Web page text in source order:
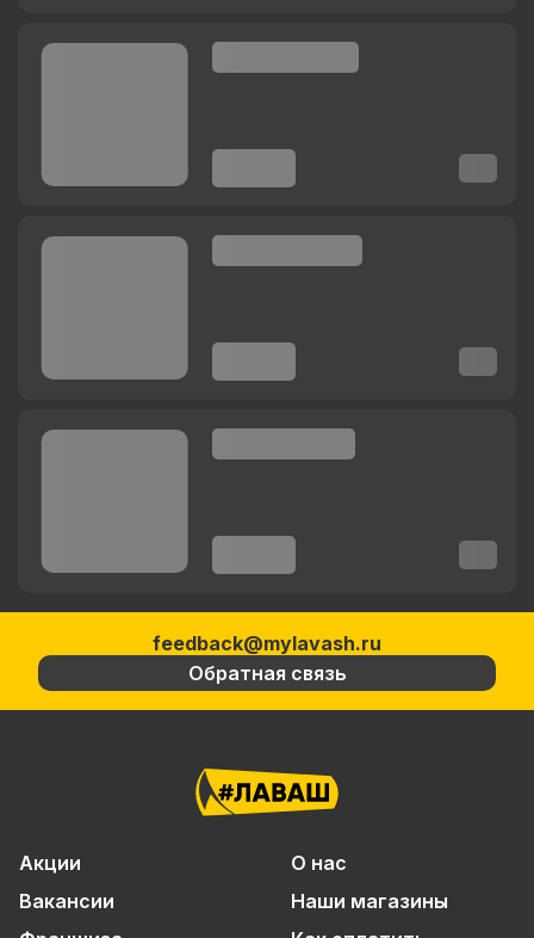
feedback@mylavash.ru
Обратная связь
Акции
О нас
Вакансии
Наши магазины